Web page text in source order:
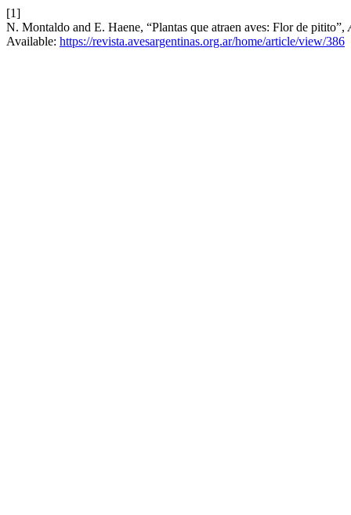
[1]
N. Montaldo and E. Haene, “Plantas que atraen aves: Flor de pitito”,
Available: https://revista.avesargentinas.org.ar/home/article/view/386